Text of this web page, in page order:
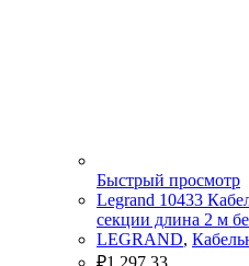
Быстрый просмотр
Legrand 10433
секции длина 2 м
LEGRAND,